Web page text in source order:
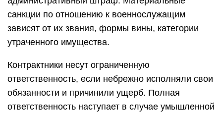
санкции по отношению к военнослужащим
зависят от их звания, формы вины, категории
утраченного имущества.
Контрактники несут ограниченную
ответственность, если небрежно исполняли свои
обязанности и причинили ущерб. Полная
ответственность наступает в случае умышленной